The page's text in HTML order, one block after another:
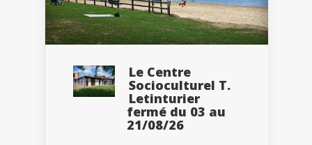
Le Centre
Socioculturel T.
Letinturier
fermé du 03 au
21/08/26